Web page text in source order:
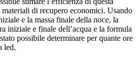
di recupero economici. Usando
e la massa finale della noce, la
iniziale e finale dell’acqua e la formula
possibile determinare per quante ore
led.